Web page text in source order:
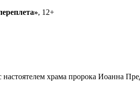
, 12+
настоятелем храма пророка Иоанна